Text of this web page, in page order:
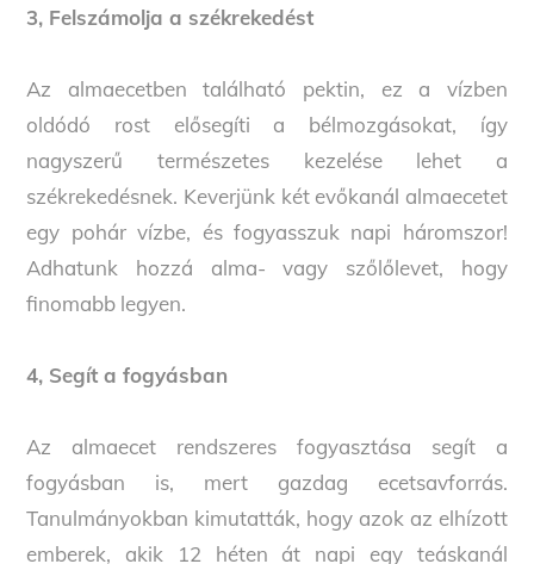
3, Felszámolja a székrekedést
Az almaecetben található pektin, ez a vízben
oldódó rost elősegíti a bélmozgásokat, így
nagyszerű természetes kezelése lehet a
székrekedésnek. Keverjünk két evőkanál almaecetet
egy pohár vízbe, és fogyasszuk napi háromszor!
Adhatunk hozzá alma- vagy szőlőlevet, hogy
finomabb legyen.
4, Segít a fogyásban
Az almaecet rendszeres fogyasztása segít a
fogyásban is, mert gazdag ecetsavforrás.
Tanulmányokban kimutatták, hogy azok az elhízott
emberek, akik 12 héten át napi egy teáskanál